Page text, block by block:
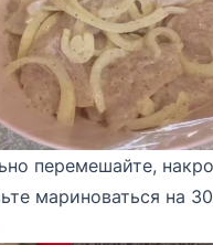
перемешайте,
мариноваться на